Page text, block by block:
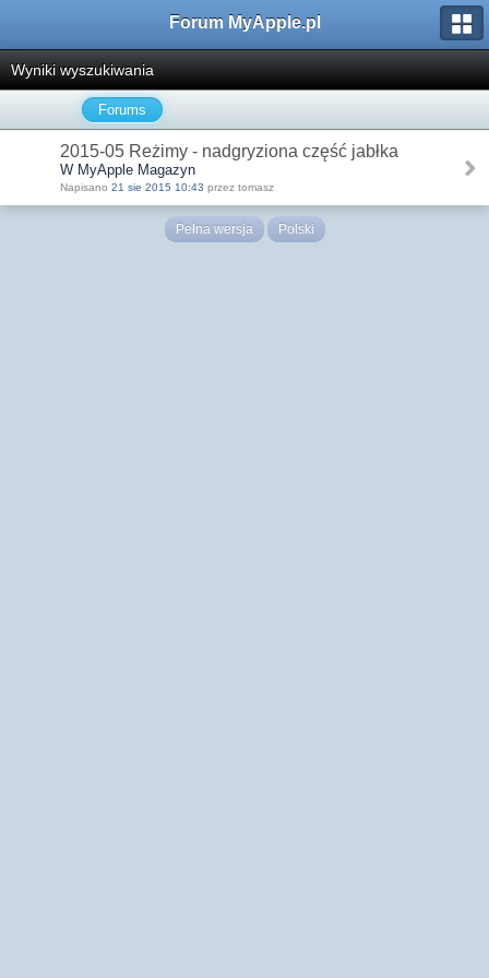
Forum MyApple.pl
Wyniki wyszukiwania
Forums
2015-05 Reżimy - nadgryziona część jabłka
W MyApple Magazyn
Napisano 21 sie 2015 10:43 przez tomasz
Pełna wersja Polski